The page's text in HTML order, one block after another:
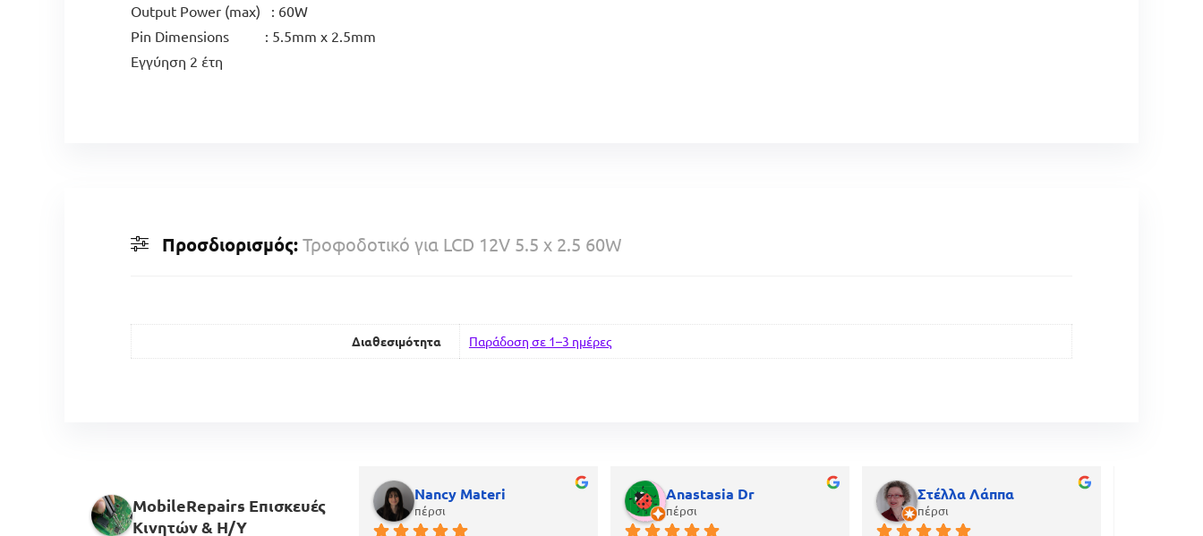
Output Power (max) : 60W
Pin Dimensions : 5.5mm x 2.5mm
Εγγύηση 2 έτη
Προσδιορισμός: Τροφοδοτικό για LCD 12V 5.5 x 2.5 60W
Διαθεσιμότητα Παράδοση σε 1–3 ημέρες
MobileRepairs Επισκευές
Κινητών & H/Y
Nancy Materi
πέρσι
Anastasia Dr
πέρσι
Στέλλα Λάππα
πέρσι